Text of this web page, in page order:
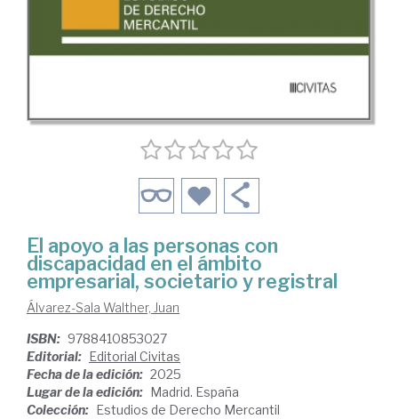
El apoyo a las personas con
discapacidad en el ámbito
empresarial, societario y registral
Álvarez-Sala Walther, Juan
ISBN: 9788410853027
Editorial: Editorial Civitas
Fecha de la edición: 2025
Lugar de la edición: Madrid. España
Colección: Estudios de Derecho Mercantil